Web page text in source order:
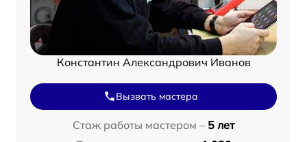
Константин Александрович Иванов
Вызвать мастера
Стаж работы мастером – 5 лет